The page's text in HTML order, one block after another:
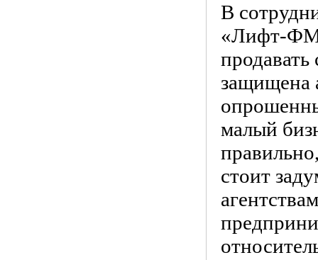
В
«Лифт-
защищена
малый
стоит